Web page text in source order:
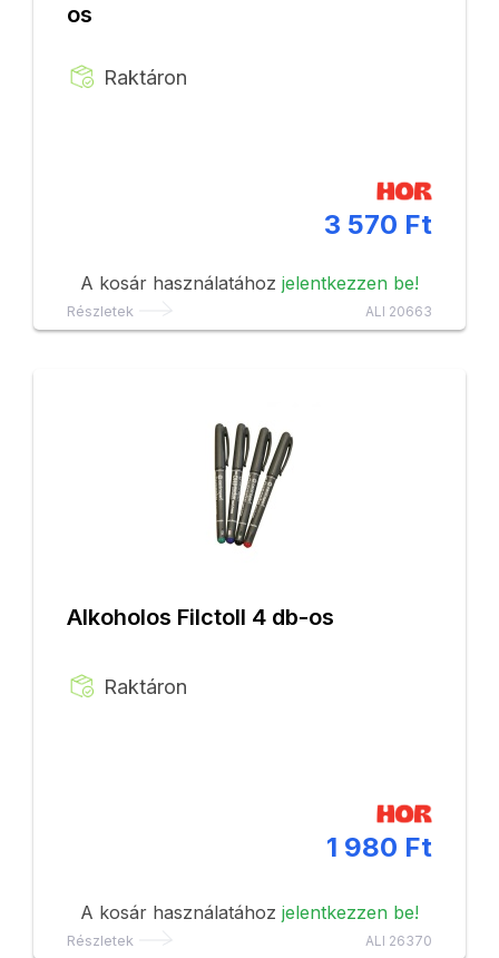
os
Raktáron
3 570 Ft
A kosár használatához jelentkezzen be!
Részletek ALI 20663
Alkoholos Filctoll 4 db-os
Raktáron
1 980 Ft
A kosár használatához jelentkezzen be!
Részletek ALI 26370